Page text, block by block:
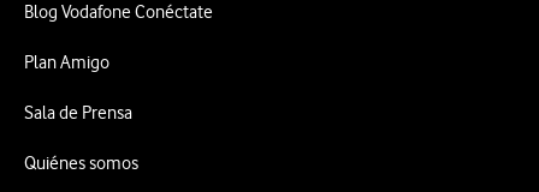
Blog Vodafone Conéctate
Plan Amigo
Sala de Prensa
Quiénes somos